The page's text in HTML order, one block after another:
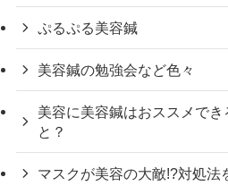
ぷるぷる美容鍼
美容鍼の勉強会など色々
美容に美容鍼はおススメで
と？
マスクが美容の大敵!?対処法